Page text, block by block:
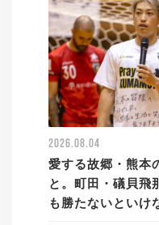
2026.08.04
愛する故郷・熊本
と。町田・礒貝飛
も勝たないとい